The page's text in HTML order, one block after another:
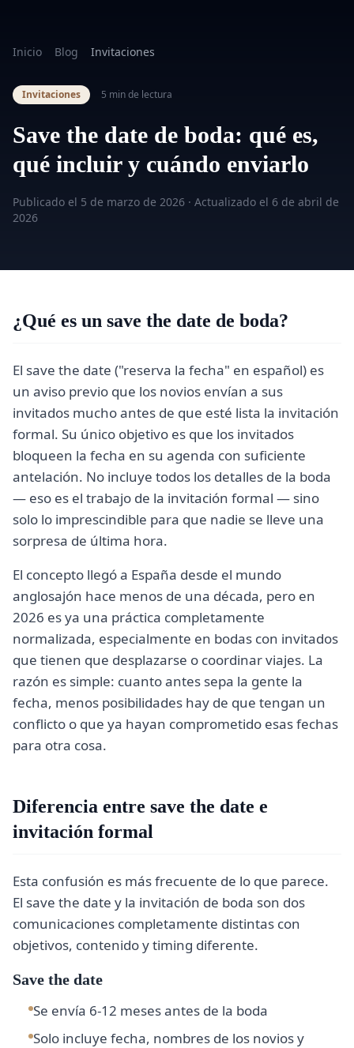
Inicio Blog Invitaciones
Invitaciones 5 min de lectura
Save the date de boda: qué es,
qué incluir y cuándo enviarlo
Publicado el 5 de marzo de 2026 · Actualizado el 6 de abril de
2026
¿Qué es un save the date de boda?
El save the date ("reserva la fecha" en español) es
un aviso previo que los novios envían a sus
invitados mucho antes de que esté lista la invitación
formal. Su único objetivo es que los invitados
bloqueen la fecha en su agenda con suficiente
antelación. No incluye todos los detalles de la boda
— eso es el trabajo de la invitación formal — sino
solo lo imprescindible para que nadie se lleve una
sorpresa de última hora.
El concepto llegó a España desde el mundo
anglosajón hace menos de una década, pero en
2026 es ya una práctica completamente
normalizada, especialmente en bodas con invitados
que tienen que desplazarse o coordinar viajes. La
razón es simple: cuanto antes sepa la gente la
fecha, menos posibilidades hay de que tengan un
conflicto o que ya hayan comprometido esas fechas
para otra cosa.
Diferencia entre save the date e
invitación formal
Esta confusión es más frecuente de lo que parece.
El save the date y la invitación de boda son dos
comunicaciones completamente distintas con
objetivos, contenido y timing diferente.
Save the date
Se envía 6-12 meses antes de la boda
Solo incluye fecha, nombres de los novios y